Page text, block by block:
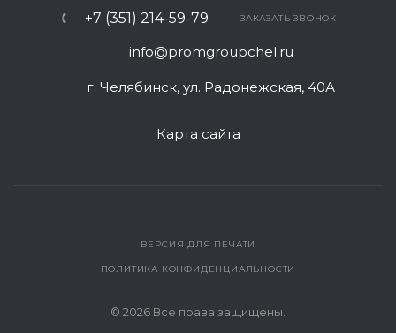
+7 (351) 214-59-79 ЗАКАЗАТЬ ЗВОНОК
info@promgroupchel.ru
г. Челябинск, ул. Радонежская, 40А
Карта сайта
ВЕРСИЯ ДЛЯ ПЕЧАТИ
ПОЛИТИКА КОНФИДЕНЦИАЛЬНОСТИ
© 2026 Все права защищены.